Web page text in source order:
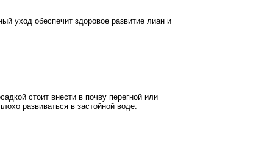
уход обеспечит здоровое развитие лиан и
стоит внести в почву перегной или
развиваться в застойной воде.